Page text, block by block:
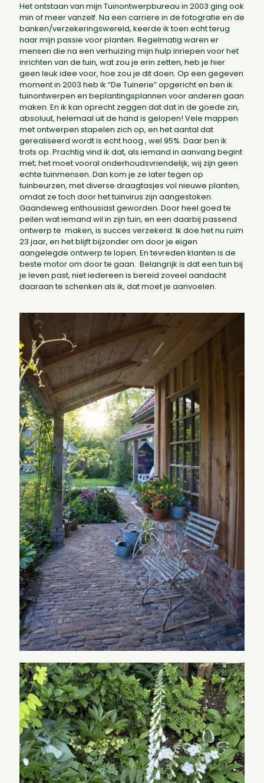
Het ontstaan van mijn Tuinontwerpbureau in 2003 ging ook
min of meer vanzelf. Na een carriere in de fotografie en de
banken/verzekeringswereld, keerde ik toen echt terug
naar mijn passie voor planten. Regelmatig waren er
mensen die na een verhuizing mijn hulp inriepen voor het
inrichten van de tuin, wat zou je erin zetten, heb je hier
geen leuk idee voor, hoe zou je dit doen. Op een gegeven
moment in 2003 heb ik “De Tuinerie” opgericht en ben ik
tuinontwerpen en beplantingsplannen voor anderen gaan
maken. En ik kan oprecht zeggen dat dat in de goede zin,
absoluut, helemaal uit de hand is gelopen! Vele mappen
met ontwerpen stapelen zich op, en het aantal dat
gerealiseerd wordt is echt hoog , wel 95%. Daar ben ik
trots op. Prachtig vind ik dat, als iemand in aanvang begint
met; het moet vooral onderhoudsvriendelijk, wij zijn geen
echte tuinmensen. Dan kom je ze later tegen op
tuinbeurzen, met diverse draagtasjes vol nieuwe planten,
omdat ze toch door het tuinvirus zijn aangestoken.
Gaandeweg enthousiast geworden. Door heel goed te
peilen wat iemand wil in zijn tuin, en een daarbij passend
ontwerp te maken, is succes verzekerd. Ik doe het nu ruim
23 jaar, en het blijft bijzonder om door je eigen
aangelegde ontwerp te lopen. En tevreden klanten is de
beste motor om door te gaan. Belangrijk is dat een tuin bij
je leven past, niet iedereen is bereid zoveel aandacht
daaraan te schenken als ik, dat moet je aanvoelen.